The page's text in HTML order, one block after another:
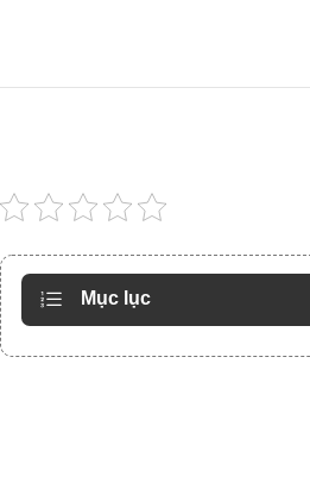
Mục lục